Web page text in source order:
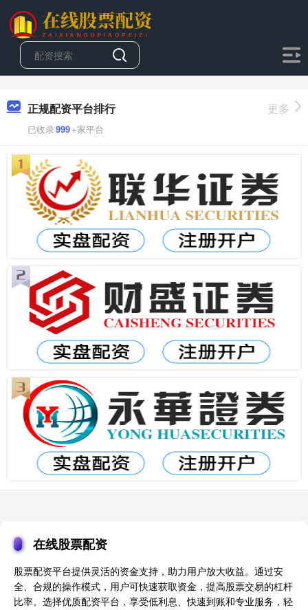
正规配资平台排行
已收录999+家平台
更多
在线股票配资
股票配资平台提供灵活的资金支持，助力用户放大收益。通过安
全、合规的操作模式，用户可快速获取资金，提高股票交易的杠杆
比率。选择优质配资平台，享受低利息、快速到账和专业服务，轻